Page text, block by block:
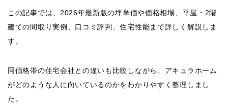
この記事では、2026年最新版の坪単価や価格相場、平屋・2階
建ての間取り実例、口コミ評判、住宅性能まで詳しく解説しま
す。
同価格帯の住宅会社との違いも比較しながら、アキュラホーム
がどのような人に向いているのかをわかりやすく整理しまし
た。